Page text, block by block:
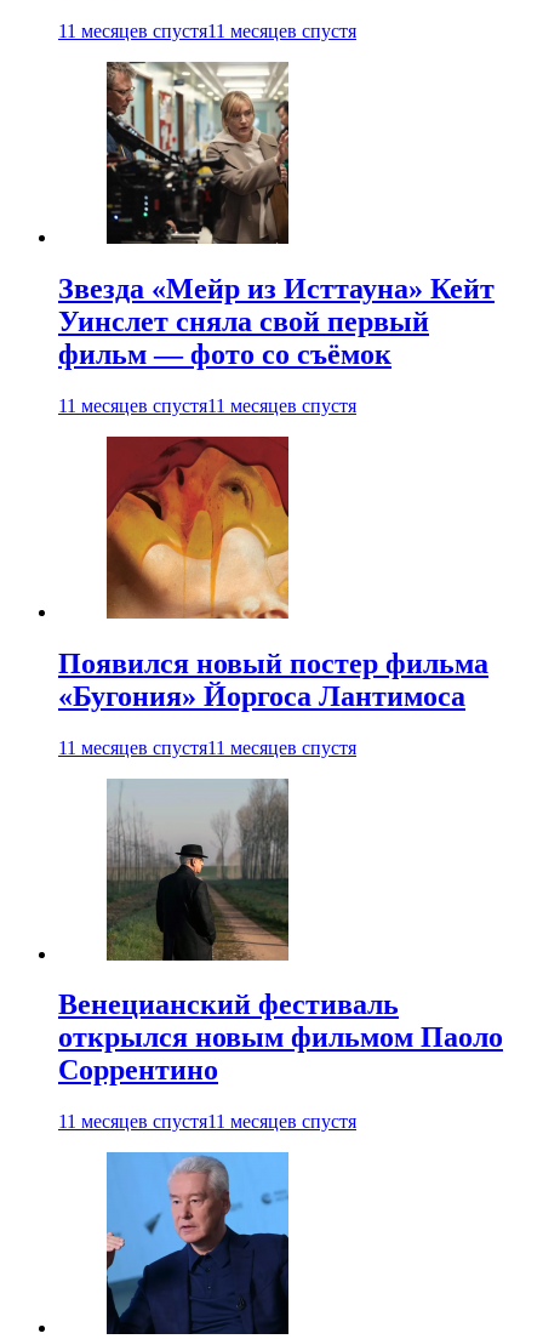
11 месяцев спустя11 месяцев спустя
Звезда «Мейр из Исттауна» Кейт
Уинслет сняла свой первый
фильм — фото со съёмок
11 месяцев спустя11 месяцев спустя
Появился новый постер фильма
«Бугония» Йоргоса Лантимоса
11 месяцев спустя11 месяцев спустя
Венецианский фестиваль
открылся новым фильмом Паоло
Соррентино
11 месяцев спустя11 месяцев спустя